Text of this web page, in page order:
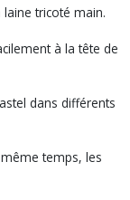
tricoté main.
à la tête de
dans différents
temps, les